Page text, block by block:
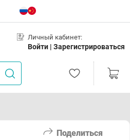
Личный кабинет:
Войти | Зарегистрироваться
Поделиться